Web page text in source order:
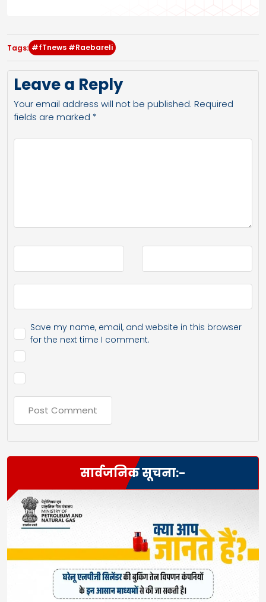
Tags: #fTnews #Raebareli
Leave a Reply
Your email address will not be published. Required
fields are marked *
Save my name, email, and website in this browser
for the next time I comment.
सार्वजनिक सूचना:-